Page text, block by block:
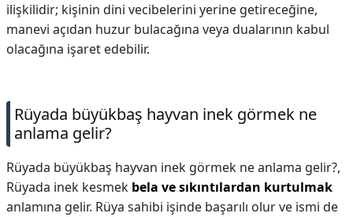
ilişkilidir; kişinin dini vecibelerini yerine getireceğine,
manevi açıdan huzur bulacağına veya dualarının kabul
olacağına işaret edebilir.
Rüyada büyükbaş hayvan inek görmek ne
anlama gelir?
Rüyada büyükbaş hayvan inek görmek ne anlama gelir?,
Rüyada inek kesmek bela ve sıkıntılardan kurtulmak
anlamına gelir. Rüya sahibi işinde başarılı olur ve ismi de